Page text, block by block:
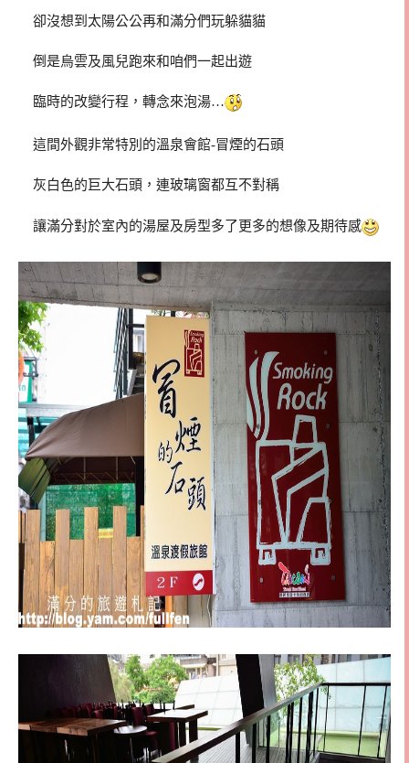
卻沒想到太陽公公再和滿分們玩躲貓貓
倒是烏雲及風兒跑來和咱們一起出遊
臨時的改變行程，轉念來泡湯…
這間外觀非常特別的溫泉會館-冒煙的石頭
灰白色的巨大石頭，連玻璃窗都互不對稱
讓滿分對於室內的湯屋及房型多了更多的想像及期待感